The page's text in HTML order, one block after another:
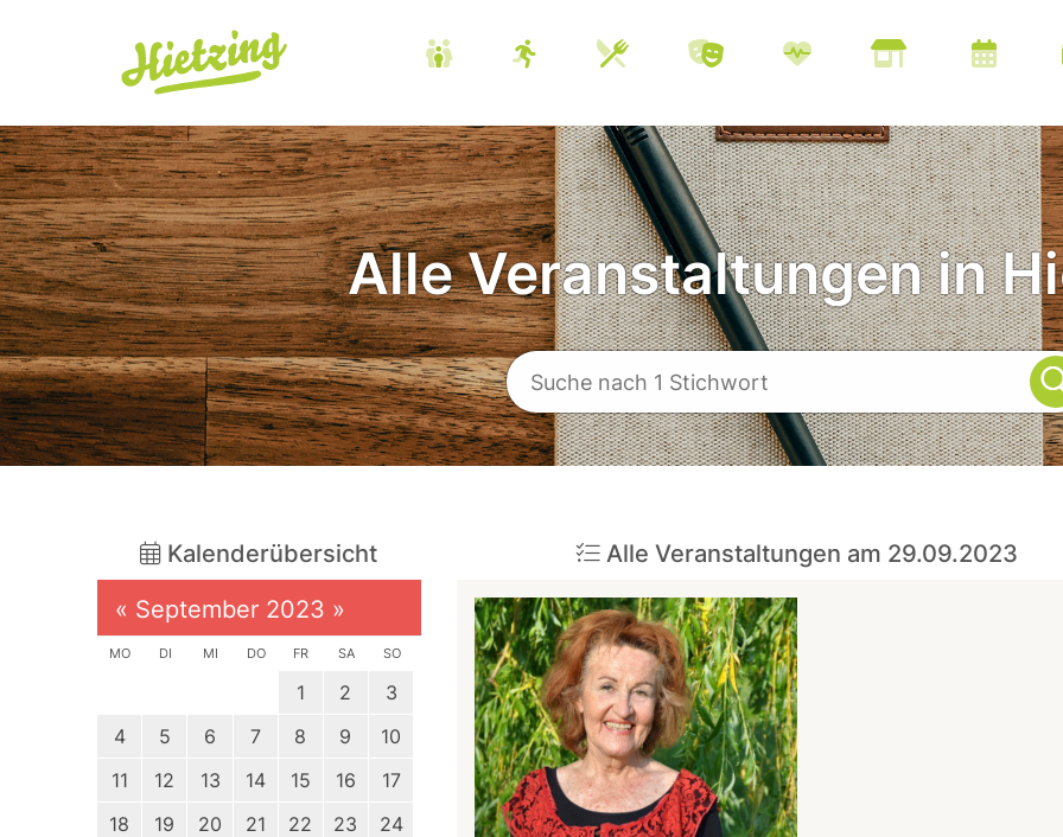
Alle Veranstaltungen in
Kalenderübersicht Alle Veranstaltungen am 29.09.2023
« September 2023 »
MO DI MI DO FR SA SO
1 2
3
4
5 6 7 8 9
10
11
12 13 14 15 16
17
18
19 20 21 22 23
24